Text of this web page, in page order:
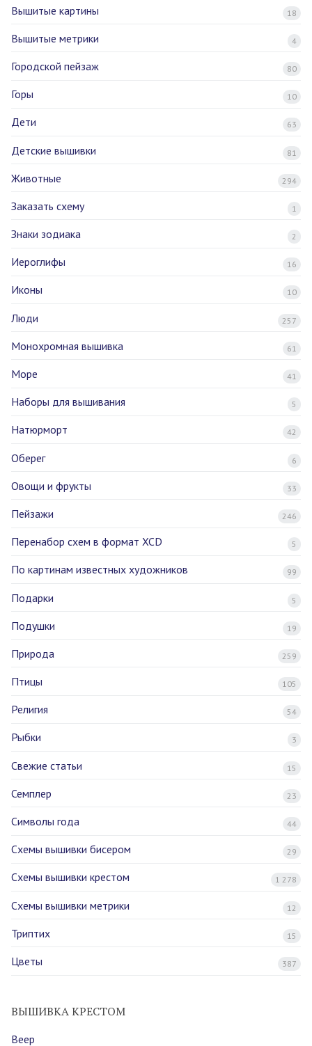
Вышитые картины 18
Вышитые метрики 4
Городской пейзаж 80
Горы 10
Дети 63
Детские вышивки 81
Животные 294
Заказать схему 1
Знаки зодиака 2
Иероглифы 16
Иконы 10
Люди 257
Монохромная вышивка 61
Море 41
Наборы для вышивания 5
Натюрморт 42
Оберег 6
Овощи и фрукты 33
Пейзажи 246
Перенабор схем в формат XCD 5
По картинам известных художников 99
Подарки 5
Подушки 19
Природа 259
Птицы 105
Религия 54
Рыбки 3
Свежие статьи 15
Семплер 23
Символы года 44
Схемы вышивки бисером 29
Схемы вышивки крестом 1 278
Схемы вышивки метрики 12
Триптих 15
Цветы 387
ВЫШИВКА КРЕСТОМ
Веер